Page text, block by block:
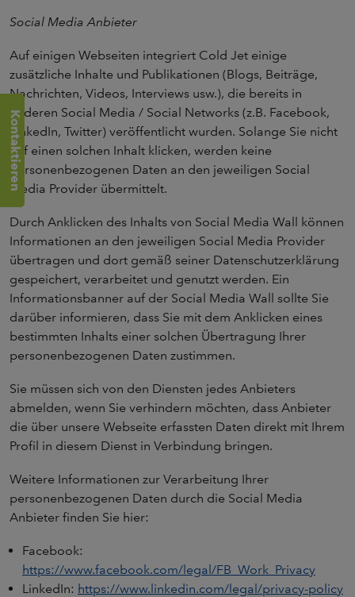
Social Media Anbieter
Auf einigen Webseiten integriert Cold Jet einige
zusätzliche Inhalte und Publikationen (Blogs, Beiträge,
Nachrichten, Videos, Interviews usw.), die bereits in
anderen Social Media / Social Networks (z.B. Facebook,
LinkedIn, Twitter) veröffentlicht wurden. Solange Sie nicht
auf einen solchen Inhalt klicken, werden keine
personenbezogenen Daten an den jeweiligen Social
Media Provider übermittelt.
Durch Anklicken des Inhalts von Social Media Wall können
Informationen an den jeweiligen Social Media Provider
übertragen und dort gemäß seiner Datenschutzerklärung
gespeichert, verarbeitet und genutzt werden. Ein
Informationsbanner auf der Social Media Wall sollte Sie
darüber informieren, dass Sie mit dem Anklicken eines
bestimmten Inhalts einer solchen Übertragung Ihrer
personenbezogenen Daten zustimmen.
Sie müssen sich von den Diensten jedes Anbieters
abmelden, wenn Sie verhindern möchten, dass Anbieter
die über unsere Webseite erfassten Daten direkt mit Ihrem
Profil in diesem Dienst in Verbindung bringen.
Weitere Informationen zur Verarbeitung Ihrer
personenbezogenen Daten durch die Social Media
Anbieter finden Sie hier:
Facebook:
https://www.facebook.com/legal/FB_Work_Privacy
LinkedIn: https://www.linkedin.com/legal/privacy-policy
Kontaktieren